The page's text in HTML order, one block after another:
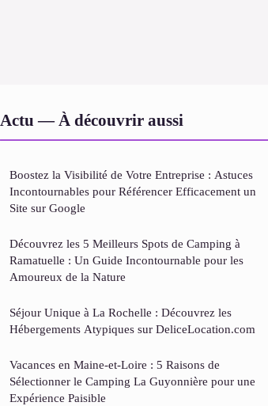
Actu — À découvrir aussi
Boostez la Visibilité de Votre Entreprise : Astuces
Incontournables pour Référencer Efficacement un
Site sur Google
Découvrez les 5 Meilleurs Spots de Camping à
Ramatuelle : Un Guide Incontournable pour les
Amoureux de la Nature
Séjour Unique à La Rochelle : Découvrez les
Hébergements Atypiques sur DeliceLocation.com
Vacances en Maine-et-Loire : 5 Raisons de
Sélectionner le Camping La Guyonnière pour une
Expérience Paisible